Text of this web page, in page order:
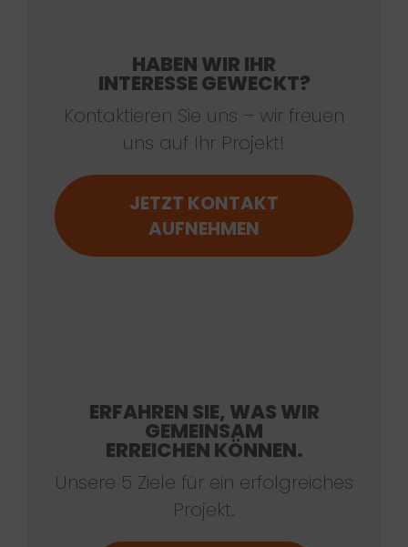
HABEN WIR IHR
INTERESSE GEWECKT?
Kontaktieren Sie uns – wir freuen
uns auf Ihr Projekt!
JETZT KONTAKT
AUFNEHMEN
ERFAHREN SIE, WAS WIR
GEMEINSAM
ERREICHEN KÖNNEN.
Unsere 5 Ziele für ein erfolgreiches
Projekt.